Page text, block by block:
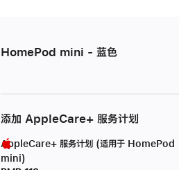
HomePod mini - 蓝色
添加 AppleCare+ 服务计划
AppleCare+ 服务计划 (适用于 HomePod
mini)